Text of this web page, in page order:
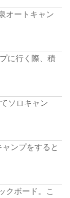
オートキャン
に行く際、積
ソロキャン
ンプをすると
クボード。こ